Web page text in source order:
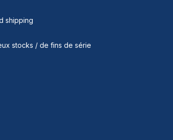
shipping
stocks / de fins de série